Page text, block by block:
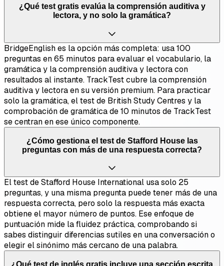
¿Qué test gratis evalúa la comprensión auditiva y
lectora, y no solo la gramática?
BridgeEnglish es la opción más completa: usa 100
preguntas en 65 minutos para evaluar el vocabulario, la
gramática y la comprensión auditiva y lectora con
resultados al instante. TrackTest cubre la comprensión
auditiva y lectora en su versión premium. Para practicar
solo la gramática, el test de British Study Centres y la
comprobación de gramática de 10 minutos de TrackTest
se centran en ese único componente.
¿Cómo gestiona el test de Stafford House las
preguntas con más de una respuesta correcta?
El test de Stafford House International usa solo 25
preguntas, y una misma pregunta puede tener más de una
respuesta correcta, pero solo la respuesta más exacta
obtiene el mayor número de puntos. Ese enfoque de
puntuación mide la fluidez práctica, comprobando si
sabes distinguir diferencias sutiles en una conversación o
elegir el sinónimo más cercano de una palabra.
¿Qué test de inglés gratis incluye una sección escrita